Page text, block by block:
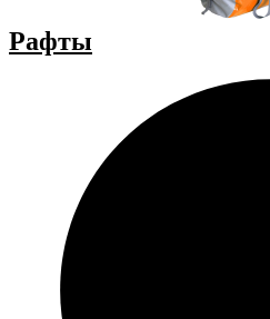
Рафты